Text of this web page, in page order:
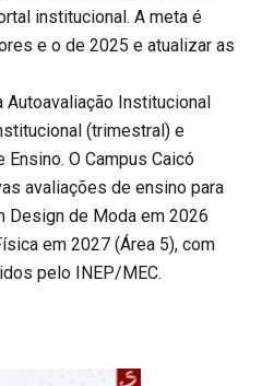
institucional. A meta é
e o de 2025 e atualizar as
Autoavaliação Institucional
(trimestral) e
O Campus Caicó
avaliações de ensino para
Design de Moda em 2026
em 2027 (Área 5), com
pelo INEP/MEC.